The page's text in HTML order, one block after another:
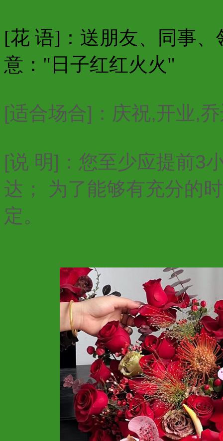
[花 语]：送朋友、同事
意："日子红红火火"
[适合场合]：庆祝,开业,
[说 明]：您至少应提前3
达； 为了能够有充分的
定。